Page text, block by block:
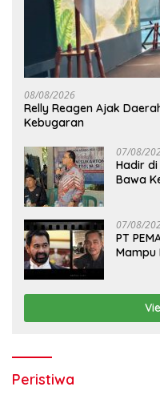
08/08/2026
Relly Reagen Ajak
Kebugaran
07/08/
Hadir
Bawa
07/08/
PT
Mampu
Peristiwa